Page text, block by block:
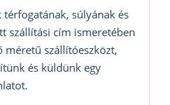
súlyának és
szállítási cím ismeretében
méretű szállítóeszközt,
és küldünk egy